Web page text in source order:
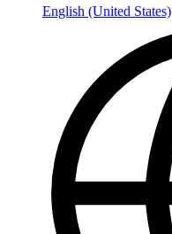
English (United States)